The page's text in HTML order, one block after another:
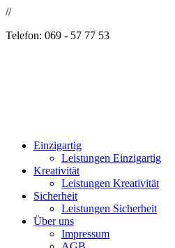
//
Telefon: 069 - 57 77 53
Einzigartig
Leistungen Einzigartig
Kreativität
Leistungen Kreativität
Sicherheit
Leistungen Sicherheit
Über uns
Impressum